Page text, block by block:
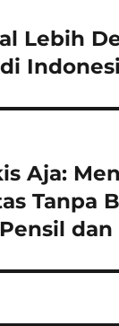
Lebih
Aja:
Tanpa
dan